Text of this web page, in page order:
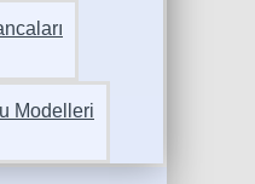
Modelleri